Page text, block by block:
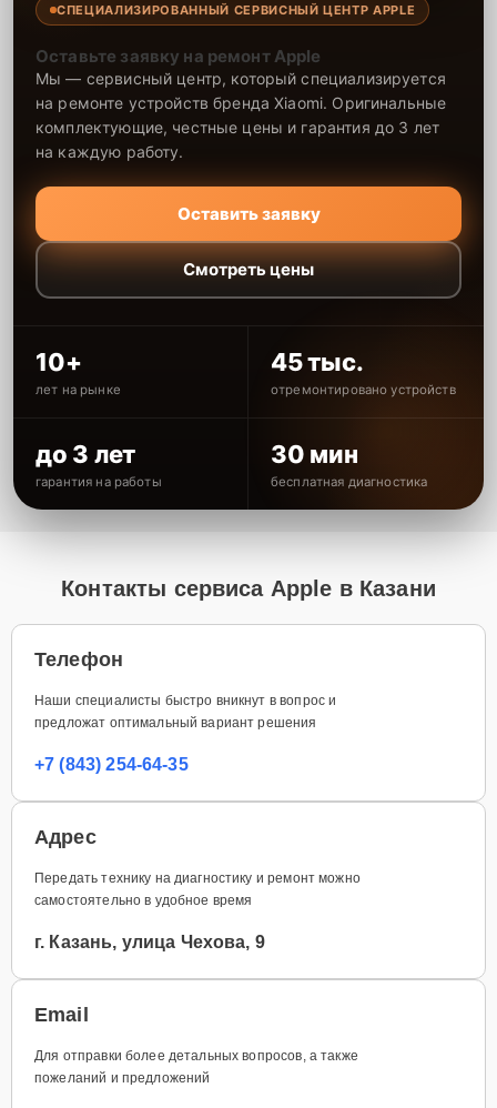
СПЕЦИАЛИЗИРОВАННЫЙ СЕРВИСНЫЙ ЦЕНТР APPLE
Оставьте заявку на ремонт Apple
Мы — сервисный центр, который специализируется
на ремонте устройств бренда Xiaomi. Оригинальные
комплектующие, честные цены и гарантия до 3 лет
на каждую работу.
Оставить заявку
Смотреть цены
10+
лет на рынке
45 тыс.
отремонтировано устройств
до 3 лет
гарантия на работы
30 мин
бесплатная диагностика
Контакты сервиса Apple в Казани
Телефон
Наши специалисты быстро вникнут в вопрос и
предложат оптимальный вариант решения
+7 (843) 254-64-35
Адрес
Передать технику на диагностику и ремонт можно
самостоятельно в удобное время
г. Казань, улица Чехова, 9
Email
Для отправки более детальных вопросов, а также
пожеланий и предложений